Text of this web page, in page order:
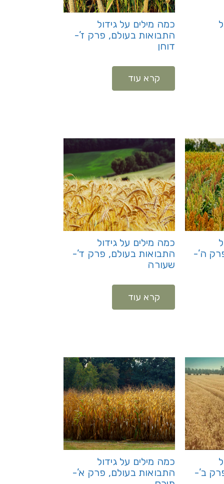
כמה מילים על גידול
התבואות בעולם, פרק ז’-
דוחן
קרא עוד
ה’-
כמה מילים על גידול
התבואות בעולם, פרק ד’-
שעורה
קרא עוד
ב’-
כמה מילים על גידול
התבואות בעולם, פרק א’-